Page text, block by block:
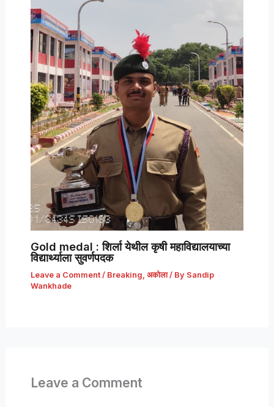
Gold medal : शिर्ला येथील कृषी महाविद्यालयाच्या
विद्यार्थ्याला सुवर्णपदक
Leave a Comment / Breaking, अकोला/ By Sandip
Wankhade
Leave a Comment